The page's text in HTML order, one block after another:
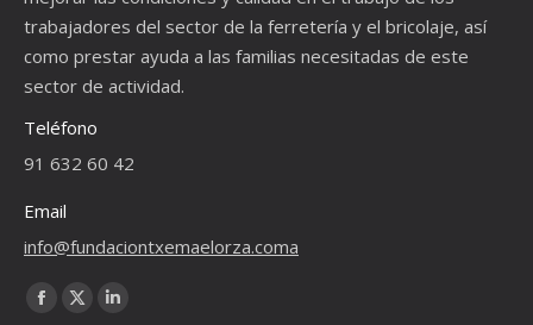
trabajadores del sector de la ferretería y el bricolaje, así
como prestar ayuda a las familias necesitadas de este
sector de actividad.
Teléfono
91 632 60 42
Email
info@fundaciontxemaelorza.coma
Encuéntranos en:
Facebook
X
Linkedin